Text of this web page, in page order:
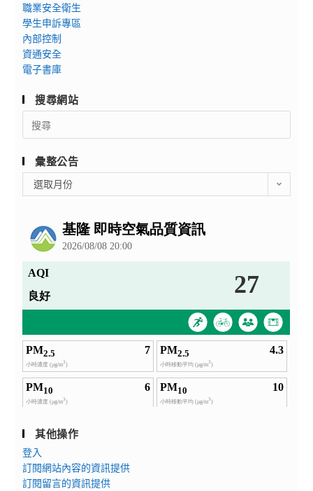
職業安全衛生
學生申訴專區
內部控制
資通安全
電子書庫
搜尋網站
Search
for:
彙整公告
整
選取月份
其他操作
登入
訂閱網站內容的資訊提供
訂閱留言的資訊提供